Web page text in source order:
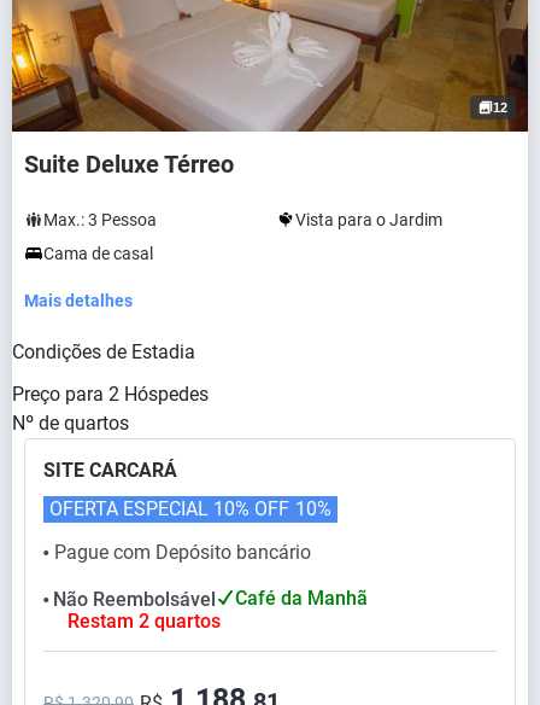
12
Suite Deluxe Térreo
Max.:3 Pessoa
Vista para o Jardim
Cama de casal
Mais detalhes
Condições de Estadia
Preço para 2 Hóspedes
Nº de quartos
SITE CARCARÁ
⬤ Pague com Depósito bancário
OFERTA ESPECIAL 10% OFF 10%
⬤ Não Reembolsável
Café da Manhã
Restam 2 quartos